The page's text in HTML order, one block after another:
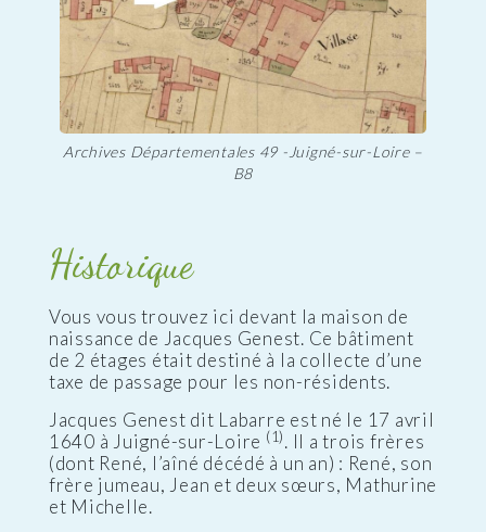
Archives Départementales 49 -Juigné-sur-Loire –
B8
Historique
Vous vous trouvez ici devant la maison de
naissance de Jacques Genest. Ce bâtiment
de 2 étages était destiné à la collecte d’une
taxe de passage pour les non-résidents.
Jacques Genest dit Labarre est né le 17 avril
1640 à Juigné-sur-Loire (1). Il a trois frères
(dont René, l’aîné décédé à un an) : René, son
frère jumeau, Jean et deux sœurs, Mathurine
et Michelle.